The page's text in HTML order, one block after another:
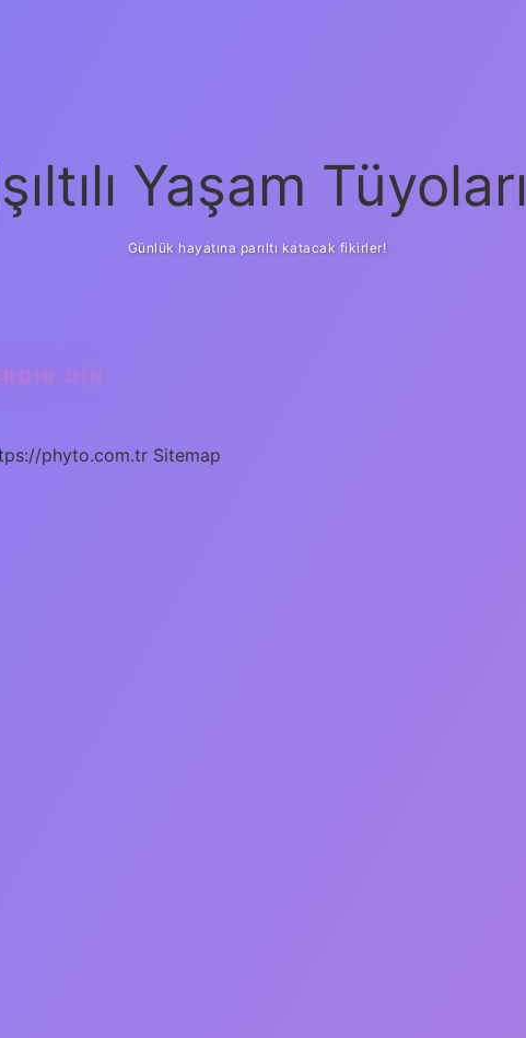
Yaşam Tüyoları
Günlük hayatına parıltı katacak fikirler!
DIN
phyto.com.tr Sitemap